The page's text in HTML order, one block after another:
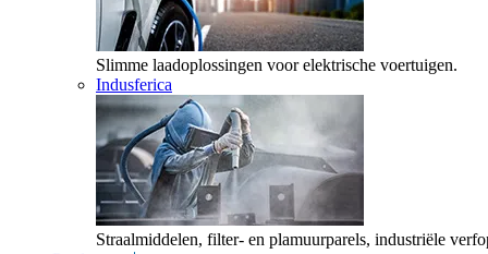
Slimme laadoplossingen voor elektrische voertuigen.
Indusferica
Straalmiddelen, filter- en plamuurparels, industriële